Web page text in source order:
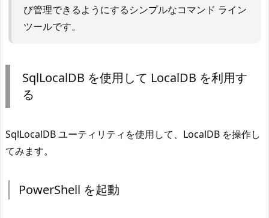
び管理できるようにするシンプルなコマンド ライン
ツールです。
SqlLocalDB を使用して LocalDB を利用す
る
SqlLocalDB ユーティリティを使用して、LocalDB を操作し
てみます。
PowerShell を起動